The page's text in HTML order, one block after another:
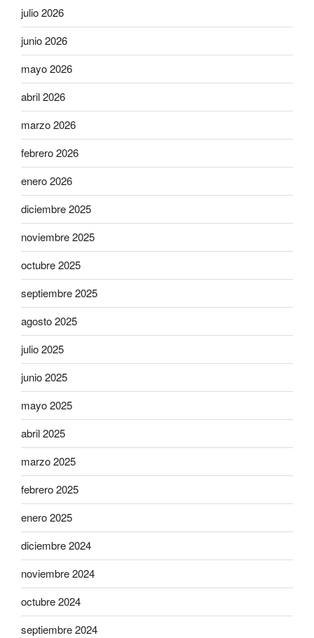
julio 2026
junio 2026
mayo 2026
abril 2026
marzo 2026
febrero 2026
enero 2026
diciembre 2025
noviembre 2025
octubre 2025
septiembre 2025
agosto 2025
julio 2025
junio 2025
mayo 2025
abril 2025
marzo 2025
febrero 2025
enero 2025
diciembre 2024
noviembre 2024
octubre 2024
septiembre 2024